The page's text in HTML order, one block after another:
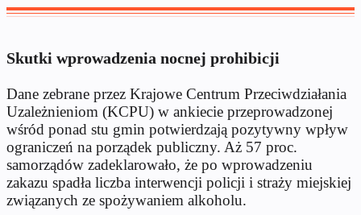
Skutki wprowadzenia nocnej prohibicji
Dane zebrane przez Krajowe Centrum Przeciwdziałania
Uzależnieniom (KCPU) w ankiecie przeprowadzonej
wśród ponad stu gmin potwierdzają pozytywny wpływ
ograniczeń na porządek publiczny. Aż 57 proc.
samorządów zadeklarowało, że po wprowadzeniu
zakazu spadła liczba interwencji policji i straży miejskiej
związanych ze spożywaniem alkoholu.